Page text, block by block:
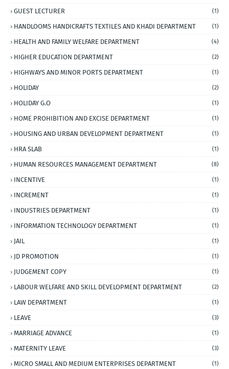
GUEST LECTURER (1)
HANDLOOMS HANDICRAFTS TEXTILES AND KHADI DEPARTMENT (1)
HEALTH AND FAMILY WELFARE DEPARTMENT (4)
HIGHER EDUCATION DEPARTMENT (2)
HIGHWAYS AND MINOR PORTS DEPARTMENT (1)
HOLIDAY (2)
HOLIDAY G.O (1)
HOME PROHIBITION AND EXCISE DEPARTMENT (1)
HOUSING AND URBAN DEVELOPMENT DEPARTMENT (1)
HRA SLAB (1)
HUMAN RESOURCES MANAGEMENT DEPARTMENT (8)
INCENTIVE (1)
INCREMENT (1)
INDUSTRIES DEPARTMENT (1)
INFORMATION TECHNOLOGY DEPARTMENT (1)
JAIL (1)
JD PROMOTION (1)
JUDGEMENT COPY (1)
LABOUR WELFARE AND SKILL DEVELOPMENT DEPARTMENT (2)
LAW DEPARTMENT (1)
LEAVE (3)
MARRIAGE ADVANCE (1)
MATERNITY LEAVE (3)
MICRO SMALL AND MEDIUM ENTERPRISES DEPARTMENT (1)